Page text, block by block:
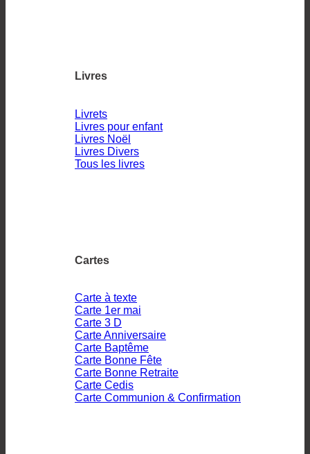
Livres
Livrets
Livres pour enfant
Livres Noël
Livres Divers
Tous les livres
Cartes
Carte à texte
Carte 1er mai
Carte 3 D
Carte Anniversaire
Carte Baptême
Carte Bonne Fête
Carte Bonne Retraite
Carte Cedis
Carte Communion & Confirmation